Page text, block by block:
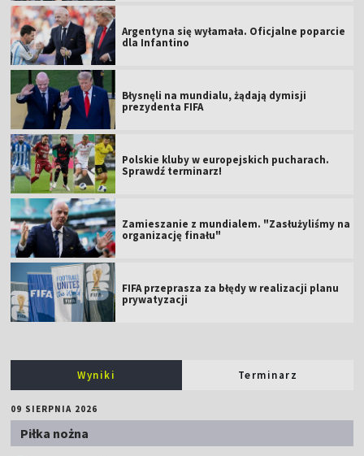
Argentyna się wyłamała. Oficjalne poparcie
dla Infantino
Błysnęli na mundialu, żądają dymisji
prezydenta FIFA
Polskie kluby w europejskich pucharach.
Sprawdź terminarz!
Zamieszanie z mundialem. "Zasłużyliśmy na
organizację finału"
FIFA przeprasza za błędy w realizacji planu
prywatyzacji
Wyniki Terminarz
09 SIERPNIA 2026
Piłka nożna